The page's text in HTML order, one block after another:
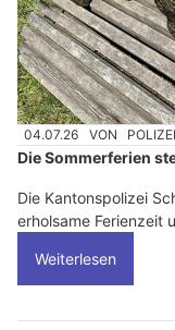
04.07.26 VON
Die Sommerferien
Die Kantonspolizei
erholsame Ferienzeit
Weiterlesen